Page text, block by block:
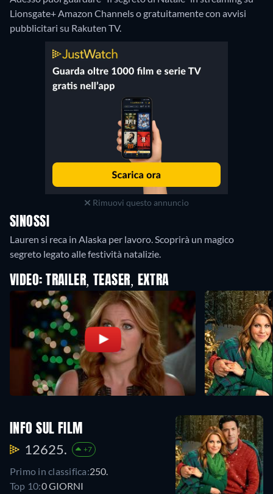
Lionsgate+ Amazon Channels o gratuitamente con avvisi
pubblicitari su Rakuten TV.
Rimuovi questo annuncio
SINOSSI
Lauren si reca in Alaska per lavoro. Scoprirà un magico
segreto legato alle festività natalizie.
VIDEO: TRAILER, TEASER, EXTRA
INFO SUL FILM
12625. +7
Primo in classifica:250.
Top 10:0 GIORNI